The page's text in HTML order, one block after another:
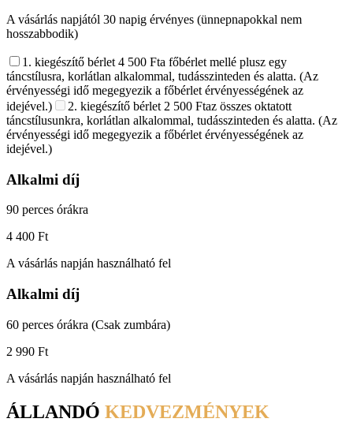
A vásárlás napjától 30 napig érvényes (ünnepnapokkal nem
hosszabbodik)
1. kiegészítő bérlet 4 500 Fta főbérlet mellé plusz egy
táncstílusra, korlátlan alkalommal, tudásszinteden és alatta. (Az
érvényességi idő megegyezik a főbérlet érvényességének az
idejével.)
2. kiegészítő bérlet 2 500 Ftaz összes oktatott
táncstílusunkra, korlátlan alkalommal, tudásszinteden és alatta. (Az
érvényességi idő megegyezik a főbérlet érvényességének az
idejével.)
Alkalmi díj
90 perces órákra
4 400 Ft
A vásárlás napján használható fel
Alkalmi díj
60 perces órákra (Csak zumbára)
2 990 Ft
A vásárlás napján használható fel
ÁLLANDÓ KEDVEZMÉNYEK